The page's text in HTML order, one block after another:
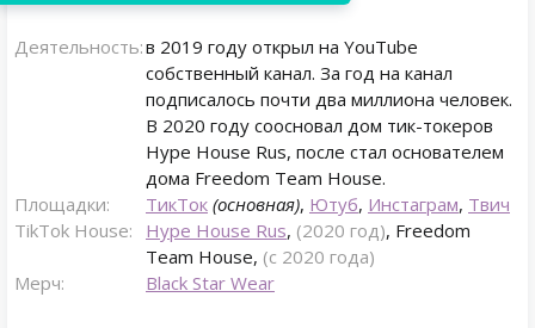
Деятельность:в 2019 году открыл на YouTube
собственный канал. За год на канал
подписалось почти два миллиона человек.
В 2020 году соосновал дом тик-токеров
Hype House Rus, после стал основателем
дома Freedom Team House.
Площадки:
ТикТок (основная), Ютуб, Инстаграм, Твич
TikTok House:
Hype House Rus, (2020 год), Freedom
Team House, (с 2020 года)
Мерч:
Black Star Wear